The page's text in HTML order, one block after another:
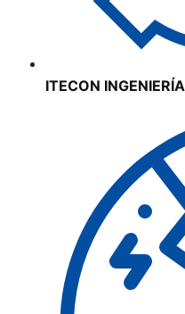
ITECON INGENIERÍA